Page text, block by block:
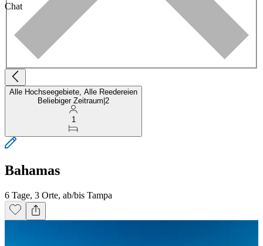
Chat
Alle Hochseegebiete, Alle Reedereien
Beliebiger Zeitraum 2
1
Bahamas
6 Tage, 3 Orte, ab/bis Tampa